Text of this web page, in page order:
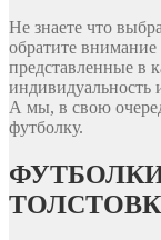
Не знаете что
обратите
представленные в
индивидуальность
А мы, в свою
футболку.